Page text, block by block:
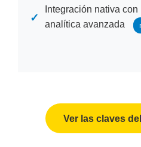
✓
Integración nativa
analítica avanzada
Ver las claves